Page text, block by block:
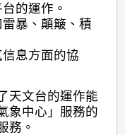
的運作。
暴、顛簸、積
息方面的協
天文台的運作能
象中心」服務的
務。